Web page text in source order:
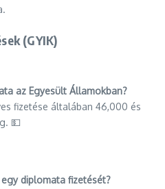
(GYIK)
az Egyesült Államokban?
fizetése általában 46,000 és
💵
diplomata fizetését?